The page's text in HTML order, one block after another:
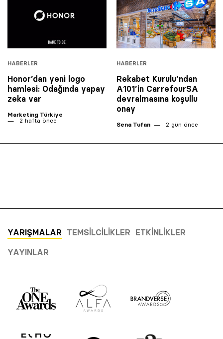
HABERLER
Honor’dan yeni logo
hamlesi: Odağında yapay
zeka var
Marketing Türkiye
2 hafta önce
HABERLER
Rekabet Kurulu’ndan
A101’in CarrefourSA
devralmasına koşullu
onay
Sena Tufan 2 gün önce
YARIŞMALAR TEMSILCILIKLER ETKINLIKLER
YAYINLAR